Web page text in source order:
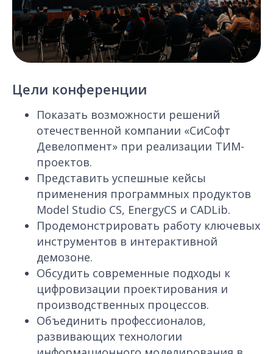
Цели конференции
Показать возможности решений
отечественной компании «СиСофт
Девелопмент» при реализации ТИМ-
проектов.
Представить успешные кейсы
применения программных продуктов
Model Studio CS, EnergyCS и CADLib.
Продемонстрировать работу ключевых
инструментов в интерактивной
демозоне.
Обсудить современные подходы к
цифровизации проектирования и
производственных процессов.
Объединить профессионалов,
развивающих технологии